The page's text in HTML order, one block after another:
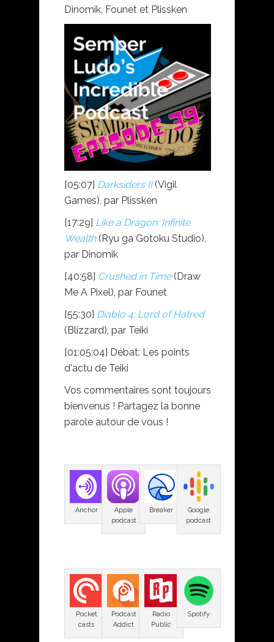
Dinomik, Founet et Plissken
[05:07] Darksiders II(Vigil
Games), par Plissken
[17:29] Like a Dragon: Infinite
Wealth(Ryu ga Gotoku Studio),
par Dinomik
[40:58] Crushed in Time(Draw
Me A Pixel), par Founet
[55:30] Diablo 4: Lord of Hatred
(Blizzard), par Teiki
[01:05:04] Débat: Les points
d'actu de Teiki
Vos commentaires sont toujours
bienvenus ! Partagez la bonne
parole autour de vous !
Anchor
Apple
podcast
Breaker
Google
podcast
Pocket
casts
Podcast
Addict
Radio
Public
Spotify